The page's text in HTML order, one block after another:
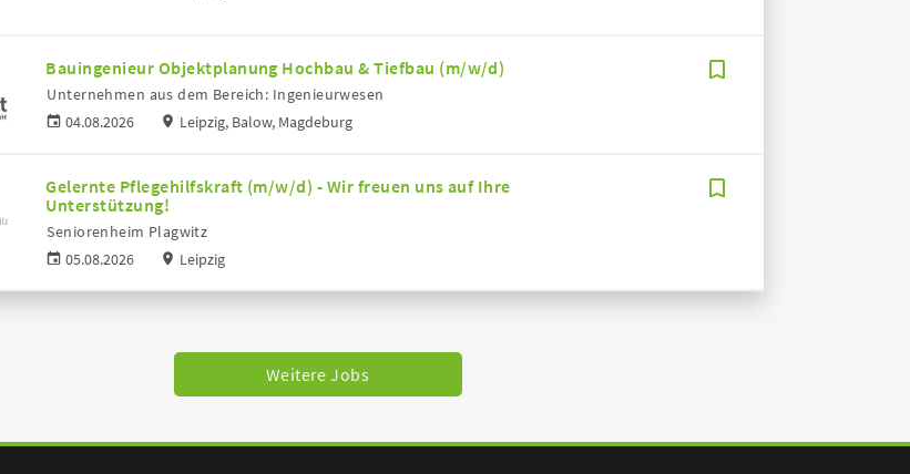
Bauingenieur Objektplanung Hochbau & Tiefbau (m/w/d)
04.08.2026
Unternehmen aus dem Bereich: Ingenieurwesen
Leipzig, Balow, Magdeburg
Gelernte Pflegehilfskraft (m/w/d) - Wir freuen uns auf Ihre
Unterstützung!
05.08.2026
Seniorenheim Plagwitz
Leipzig
Weitere Jobs